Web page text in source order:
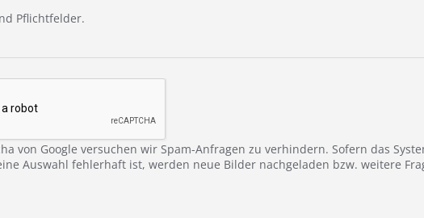
Pflichtfelder.
von Google versuchen wir Spam-Anfragen zu verhindern. Sofern das
Auswahl fehlerhaft ist, werden neue Bilder nachgeladen bzw. weitere